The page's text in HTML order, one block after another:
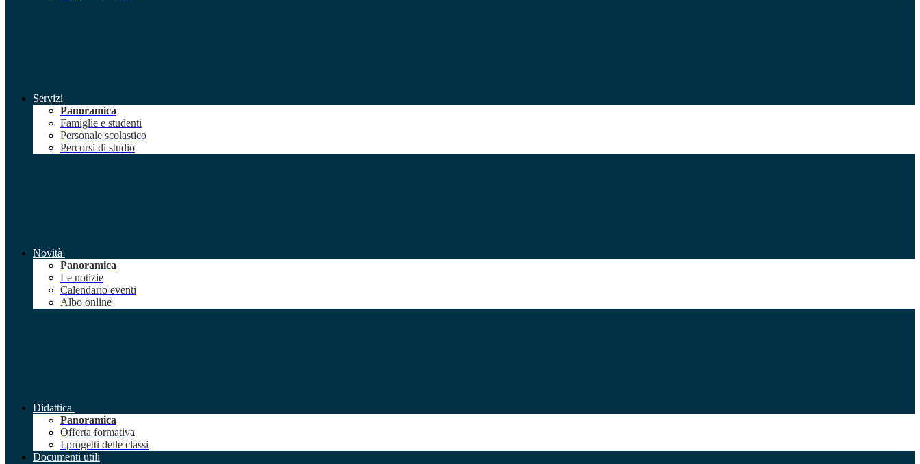
Servizi
Panoramica
Famiglie e studenti
Personale scolastico
Percorsi di studio
Novità
Panoramica
Le notizie
Calendario eventi
Albo online
Didattica
Panoramica
Offerta formativa
I progetti delle classi
Documenti utili